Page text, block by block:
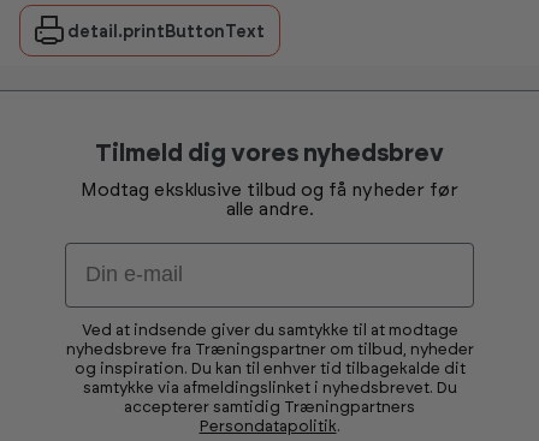
detail.printButtonText
Tilmeld dig vores nyhedsbrev
Modtag eksklusive tilbud og få nyheder før
alle andre.
Email
Ved at indsende giver du samtykke til at modtage
nyhedsbreve fra Træningspartner om tilbud, nyheder
og inspiration. Du kan til enhver tid tilbagekalde dit
samtykke via afmeldingslinket i nyhedsbrevet. Du
accepterer samtidig Træningpartners
Persondatapolitik.